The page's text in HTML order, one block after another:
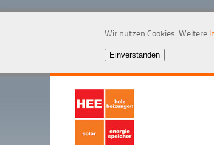
Wir nutzen Cookies. Weitere